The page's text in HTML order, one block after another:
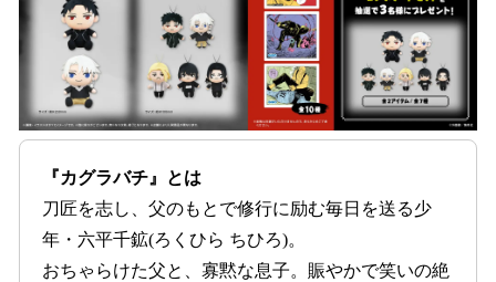
『カグラバチ』とは
刀匠を志し、父のもとで修行に励む毎日を送る少
年・六平千鉱(ろくひら ちひろ)。
おちゃらけた父と、寡黙な息子。賑やかで笑いの絶